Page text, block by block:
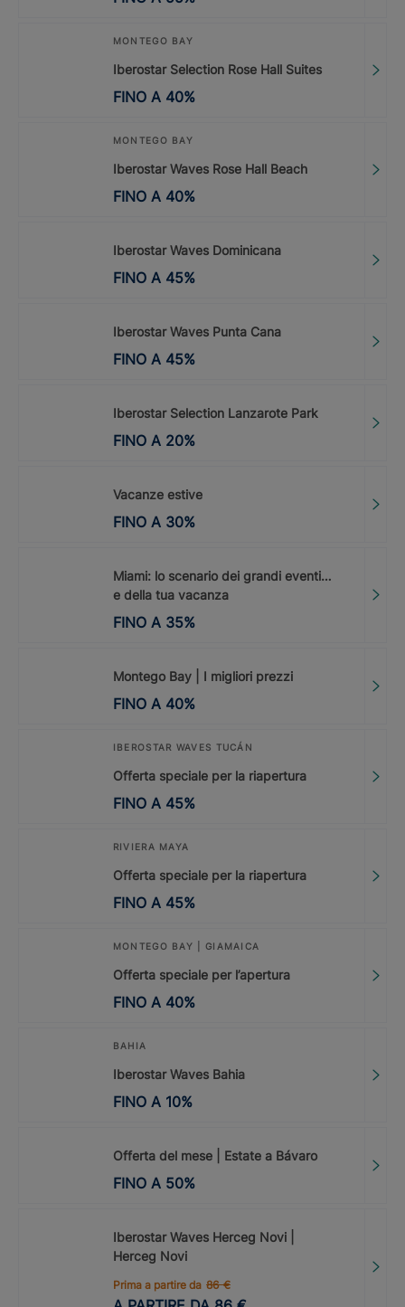
MONTEGO BAY
Iberostar Selection Rose Hall Suites
FINO A 40%
MONTEGO BAY
Iberostar Waves Rose Hall Beach
FINO A 40%
Iberostar Waves Dominicana
FINO A 45%
Iberostar Waves Punta Cana
FINO A 45%
Iberostar Selection Lanzarote Park
FINO A 20%
Vacanze estive
FINO A 30%
Miami: lo scenario dei grandi eventi…
e della tua vacanza
FINO A 35%
Montego Bay | I migliori prezzi
FINO A 40%
IBEROSTAR WAVES TUCÁN
Offerta speciale per la riapertura
FINO A 45%
RIVIERA MAYA
Offerta speciale per la riapertura
FINO A 45%
MONTEGO BAY | GIAMAICA
Offerta speciale per l’apertura
FINO A 40%
BAHIA
Iberostar Waves Bahia
FINO A 10%
Offerta del mese | Estate a Bávaro
FINO A 50%
Iberostar Waves Herceg Novi |
Herceg Novi
Prima a partire da 86 €